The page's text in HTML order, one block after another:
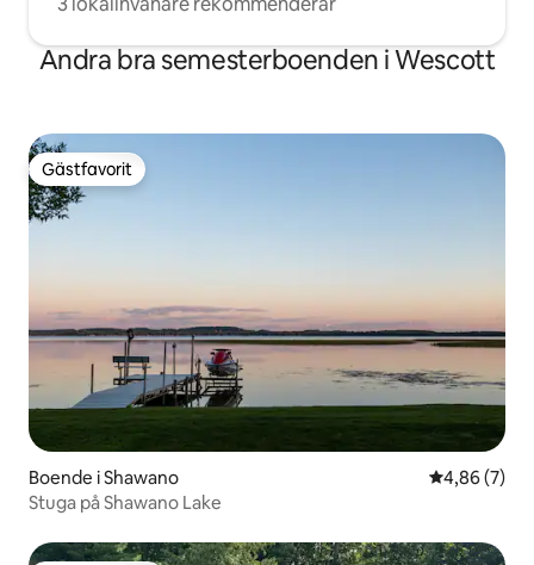
Andra bra semesterboenden i Wescott
Gästfavorit
Gästfavorit
Boende i Shawano 4,86 av 5 i
4,86 (7)
Stuga på Shawano Lake